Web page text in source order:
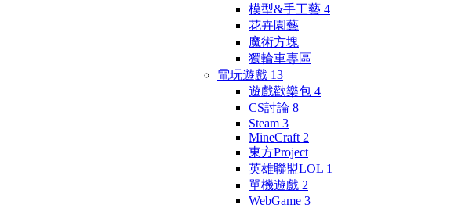
模型&手工藝 4
花卉園藝
魔術方塊
獨輪車專區
電玩遊戲 13
遊戲歡樂包 4
CS討論 8
Steam 3
MineCraft 2
東方Project
英雄聯盟LOL 1
單機遊戲 2
WebGame 3